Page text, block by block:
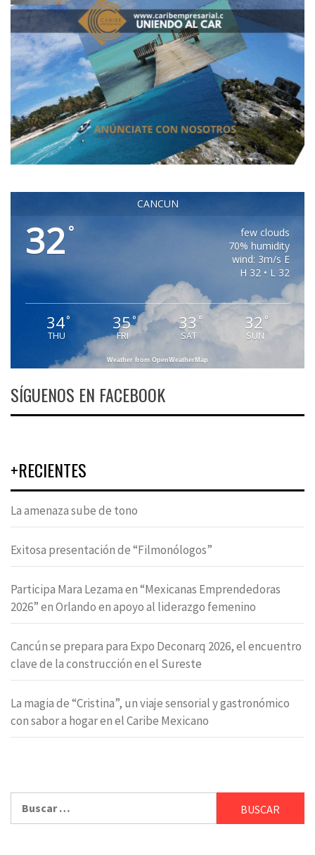
CANCUN
32 °
few clouds
70% humidity
wind: 3m/s E
H 32 • L 32
34°
THU
35°
FRI
33 °
SAT
32 °
SUN
Weather from OpenWeatherMap
SÍGUENOS EN FACEBOOK
+RECIENTES
La amenaza sube de tono
Exitosa presentación de “Filmonólogos”
Participa Mara Lezama en “Mexicanas Emprendedoras
2026” en Orlando en apoyo al liderazgo femenino
Cancún se prepara para Expo Deconarq 2026, el encuentro
clave de la construcción en el Sureste
La magia de “Cristina”, un viaje sensorial y gastronómico
con sabor a hogar en el Caribe Mexicano